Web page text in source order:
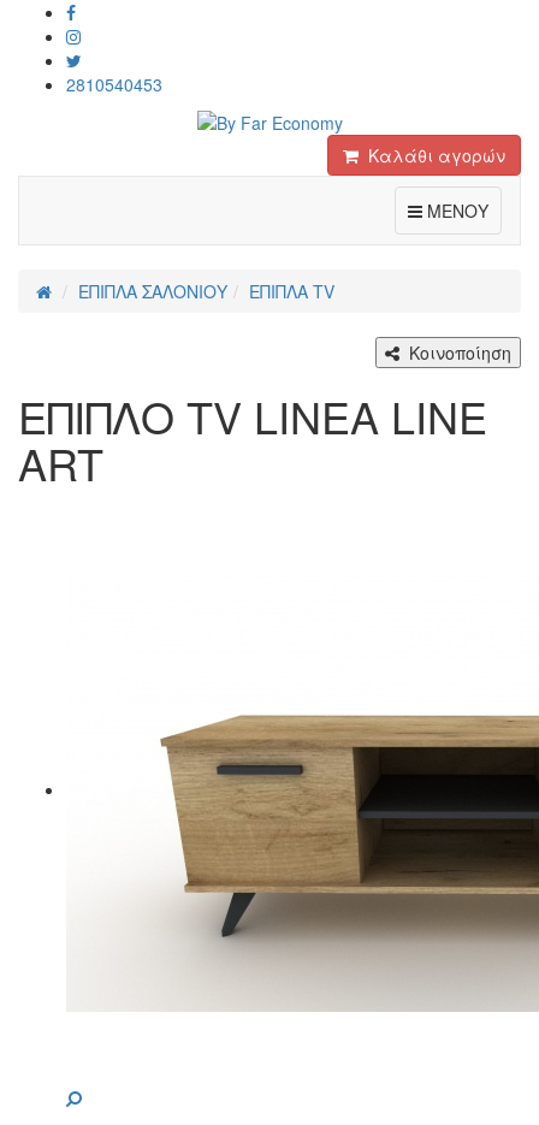
2810540453
Καλάθι αγορών
ΜΕΝΟΥ
ΕΠΙΠΛΑ ΣΑΛΟΝΙΟΥ ΕΠΙΠΛΑ TV
Κοινοποίηση
ΕΠΙΠΛΟ ΤV LINEA LINE
ART